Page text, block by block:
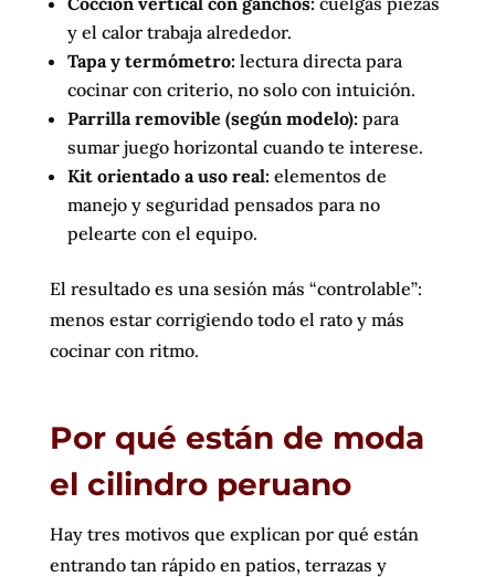
y el calor trabaja alrededor.
Tapa y termómetro: lectura directa para
cocinar con criterio, no solo con intuición.
Parrilla removible (según modelo): para
sumar juego horizontal cuando te interese.
Kit orientado a uso real: elementos de
manejo y seguridad pensados para no
pelearte con el equipo.
El resultado es una sesión más “controlable”:
menos estar corrigiendo todo el rato y más
cocinar con ritmo.
Por qué están de moda
el cilindro peruano
Hay tres motivos que explican por qué están
entrando tan rápido en patios, terrazas y